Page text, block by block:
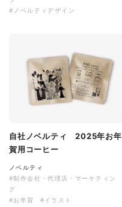
#ノベルティデザイン
自社ノベルティ 2025年お年
賀用コーヒー
ノベルティ
#制作会社・代理店・マーケティン
グ
#お年賀
#イラスト